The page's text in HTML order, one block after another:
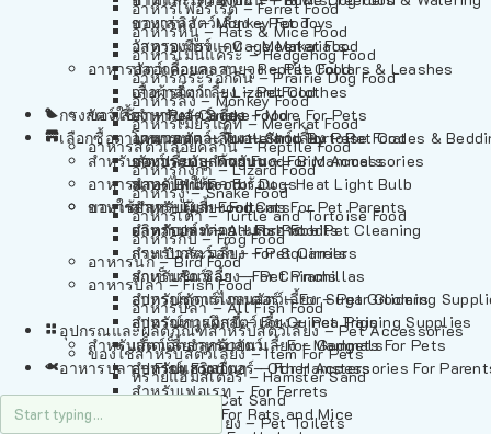
อาหารเฟอร์เร็ต – Ferret Food
อาหารหนู – Rats & Mice Food
อาหารเม่นแคระ – Hedgehog Food
อาหารกระรอกดิน – Prairie Dog Food
อาหารลิง – Monkey Food
อาหารเมียร์แคท – Meerkat Food
อาหารสัตว์เลี้อยคลาน – Reptile Food
อาหารกิ้งก่า – Lizard Food
อาหารงู – Snake Food
อาหารเต่า – Turtle and Tortoise Food
อาหารกบ – Frog Food
อาหารนก – Bird Food
อาหารปลา – Fish Food
อาหารปลา – All Fish Food
อุปกรณและผลิตภัณฑ์สำหรับสัตว์เลี้ยง – Pet Accessories
ของใช้สำหรับสัตว์เลี้ยง – Item For Pets
ทรายแฮมสเตอร์ – Hamster Sand
ทรายแมว – Cat Sand
ห้องน้ำสัตว์เลี้ยง – Pet Toilets
อาหารลิง – Monkey Food
อาหารเมียร์แคท – Meerkat Food
อาหารสัตว์เลี้อยคลาน – Reptile Food
อาหารกิ้งก่า – Lizard Food
อาหารงู – Snake Food
อาหารเต่า – Turtle and Tortoise Food
อาหารกบ – Frog Food
อาหารนก – Bird Food
อาหารปลา – Fish Food
อาหารปลา – All Fish Food
ของเล่นสัตว์เลี้ยง – Pet Toys
วัสดุรองกรง – Cage Materials
ปลอกคอและสายจูง – Pet Collars & Leashes
เสื้อผ้าสัตว์เลี้ยง – Pet Clothes
ของใช้สำหรับสัตว์เลี้ยง – More For Pets
โดมนอนและที่นอนสัตว์เลี้ยง – Pet Crates &
ของประดับสำหรับนก – Bird Accessories
หลอดไฟให้ความร้อน – Heat Light Bulb
ของใช้สำหรับผู้เลี้ยง – Items For Pet Parents
ผลิตภัณฑ์ทำความสะอาด – Pet Cleaning
กระเป๋าสัตว์เลี้ยง – Pet Carriers
รถเข็นสัตว์เลี้ยง – Pet Prams
อุปกรณ์ตัดแต่งขนสัตว์เลี้ยง – Pet Grooming
อุปกรณ์การฝึกสัตว์เลี้ยง – Pet Training Supplies
แก็ดเจ็ตสำหรับสัตว์เลี้ยง – Gadgets For Pets
อุปกรณ์เสริมอื่นๆ – Other Accessories For
กรงสัตว์เลี้ยง – Pet Cages
เลือกซื้อตามหมวดสัตว์เลี้ยง – Shop By Pet
สำหรับสัตว์เลี้ยงลูกด้วยนม – For Mammals
สำหรับสุนัข – For Dogs
สำหรับแมว – For Cats
สำหรับกระต่าย – For Rabbits
สำหรับกระรอก – For Squirrels
สำหรับชินชิล่า – For Chinchillas
สำหรับชูการ์ไกลเดอร์ – For Sugar Gliders
สำหรับหนูแกสบี้ – For Guinea Pigs
สำหรับสัตว์เลี้ยงลูกด้วยนม – For Mammals
สำหรับแฮมสเตอร์ – For Hamsters
สำหรับเฟอเรท – For Ferrets
สำหรับหนู – For Rats and Mice
อาหารปลา – Fish Food